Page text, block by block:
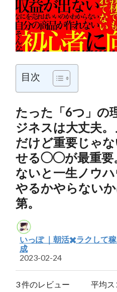
目次
たった「6つ」の
ジネスは大丈夫
だけど重要じゃ
せる◯◯が最重要
ないと一生ノウハ
やるかやらない
第。
いっぽ ｜朝活✖️ラクして
成
2023-02-24
3 件のレビュー
平均ス